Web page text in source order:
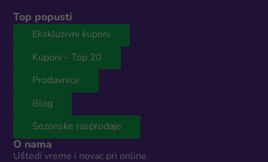
Top popusti
Ekskluzivni kuponi
Kuponi - Top 20
Prodavnice
Blog
Sezonske rasprodaje
O nama
Uštedi vreme i novac pri online